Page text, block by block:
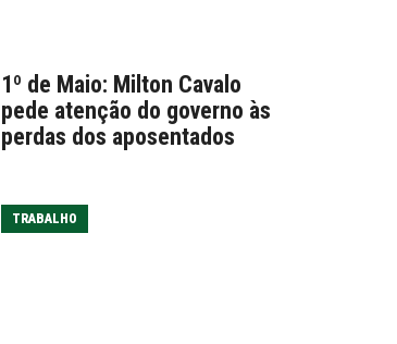
1º de Maio: Milton Cavalo
pede atenção do governo às
perdas dos aposentados
TRABALHO